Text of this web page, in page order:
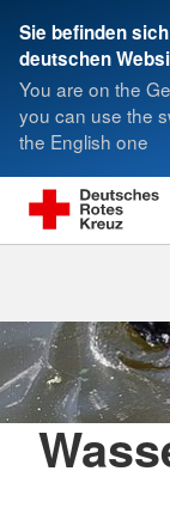
Sie befinden
deutschen
You are on the
you can use the
the English one
Suche